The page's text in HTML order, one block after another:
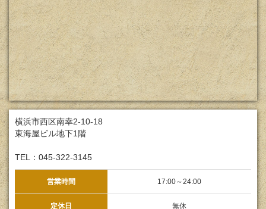
横浜市西区南幸2-10-18
東海屋ビル地下1階
TEL：045-322-3145
営業時間 17:00～24:00
定休日 無休